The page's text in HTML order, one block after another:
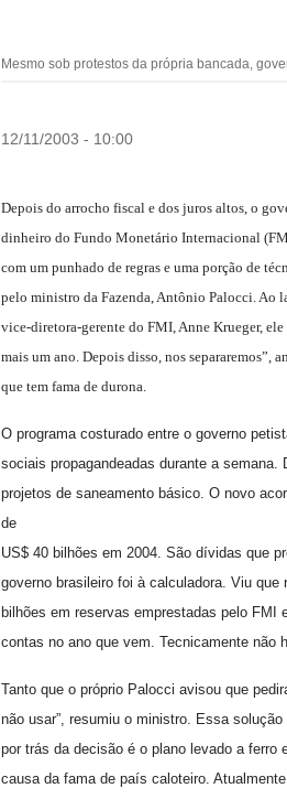
Mesmo sob protestos da própria bancada,
12/11/2003 - 10:00
Depois do arrocho fiscal e dos juros altos, o
dinheiro do Fundo Monetário Internacional
com um punhado de regras e uma porção de
pelo ministro da Fazenda, Antônio Palocci. Ao
vice-diretora-gerente do FMI, Anne Krueger,
mais um ano. Depois disso, nos separaremos”,
que tem fama de durona.
O programa costurado entre o governo
sociais propagandeadas durante a
projetos de saneamento básico. O novo
de
US$ 40 bilhões em 2004. São dívidas que
governo brasileiro foi à calculadora. Viu
bilhões em reservas emprestadas pelo FMI
contas no ano que vem. Tecnicamente não
Tanto que o próprio Palocci avisou que
não usar”, resumiu o ministro. Essa
por trás da decisão é o plano levado a ferro
causa da fama de país caloteiro.